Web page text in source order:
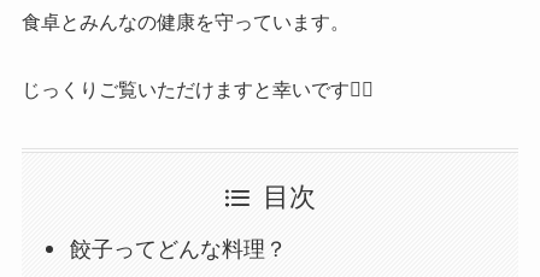
食卓とみんなの健康を守っています。
じっくりご覧いただけますと幸いです🙇‍♀️
目次
餃子ってどんな料理？